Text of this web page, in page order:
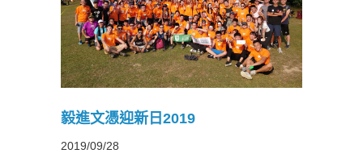
毅進文憑迎新日2019
2019/09/28